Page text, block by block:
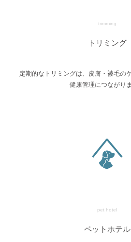
trimming
トリミング
定期的なトリミングは、皮膚・被毛の
健康管理につながりま
pet hotel
ペットホテル